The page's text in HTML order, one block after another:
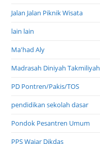
Jalan Jalan Piknik Wisata
lain lain
Ma'had Aly
Madrasah Diniyah Takmiliyah
PD Pontren/Pakis/TOS
pendidikan sekolah dasar
Pondok Pesantren Umum
PPS Wajar Dikdas